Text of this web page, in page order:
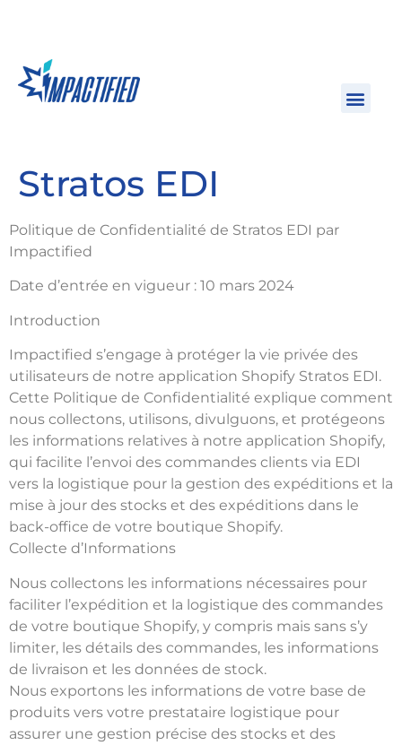
Stratos EDI
Politique de Confidentialité de Stratos EDI par
Impactified
Date d’entrée en vigueur : 10 mars 2024
Introduction
Impactified s’engage à protéger la vie privée des
utilisateurs de notre application Shopify Stratos EDI.
Cette Politique de Confidentialité explique comment
nous collectons, utilisons, divulguons, et protégeons
les informations relatives à notre application Shopify,
qui facilite l’envoi des commandes clients via EDI
vers la logistique pour la gestion des expéditions et la
mise à jour des stocks et des expéditions dans le
back-office de votre boutique Shopify.
Collecte d’Informations
Nous collectons les informations nécessaires pour
faciliter l’expédition et la logistique des commandes
de votre boutique Shopify, y compris mais sans s’y
limiter, les détails des commandes, les informations
de livraison et les données de stock.
Nous exportons les informations de votre base de
produits vers votre prestataire logistique pour
assurer une gestion précise des stocks et des